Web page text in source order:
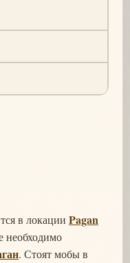
в локации Pagan
необходимо
. Стоят мобы в